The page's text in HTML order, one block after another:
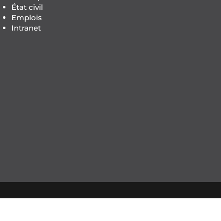
État civil
Emplois
Intranet